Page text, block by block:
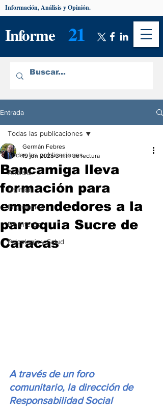
Informe 21
Información, Análisis y Opinión.
Entrada
Todas las publicaciones
Análisis
Opinión
Información
De interés
Psicología y Salud
Todas las publicaciones
Bancamiga lleva
formación para
emprendedores a la
parroquia Sucre de
Caracas
Germán Febres
19 jun 2025 3 min de lectura
A través de un foro
comunitario, la dirección de
Responsabilidad Social